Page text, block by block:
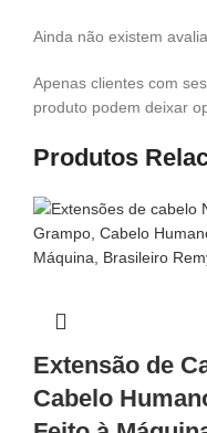
Ainda não existem
Apenas clientes com
produto podem deixar
Produtos
Extensão de
Cabelo